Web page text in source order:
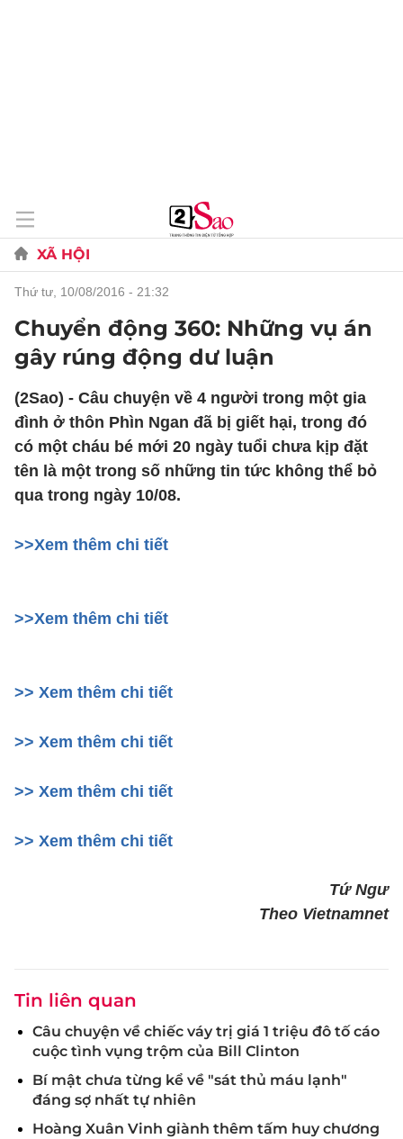
XÃ HỘI
thứ tư, 10/08/2016 - 21:32
Chuyển động 360: Những vụ án
gây rúng động dư luận
(2Sao) - Câu chuyện về 4 người trong một gia
đình ở thôn Phìn Ngan đã bị giết hại, trong đó
có một cháu bé mới 20 ngày tuổi chưa kịp đặt
tên là một trong số những tin tức không thể bỏ
qua trong ngày 10/08.
>>Xem thêm chi tiết
>>Xem thêm chi tiết
>> Xem thêm chi tiết
>> Xem thêm chi tiết
>> Xem thêm chi tiết
>> Xem thêm chi tiết
Tứ Ngư
Theo Vietnamnet
Tin liên quan
Câu chuyện về chiếc váy trị giá 1 triệu đô tố cáo
cuộc tình vụng trộm của Bill Clinton
Bí mật chưa từng kể về "sát thủ máu lạnh"
đáng sợ nhất tự nhiên
Hoàng Xuân Vinh giành thêm tấm huy chương